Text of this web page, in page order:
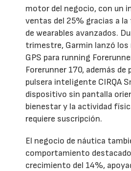
motor del negocio, con un
ventas del 25% gracias a
de wearables avanzados.
trimestre, Garmin lanzó los
GPS para running
Forerunner 170, además de
pulsera inteligente CIRQA
dispositivo sin pantalla
bienestar y la actividad
requiere suscripción.
El negocio de náutica
comportamiento
crecimiento del 14%,